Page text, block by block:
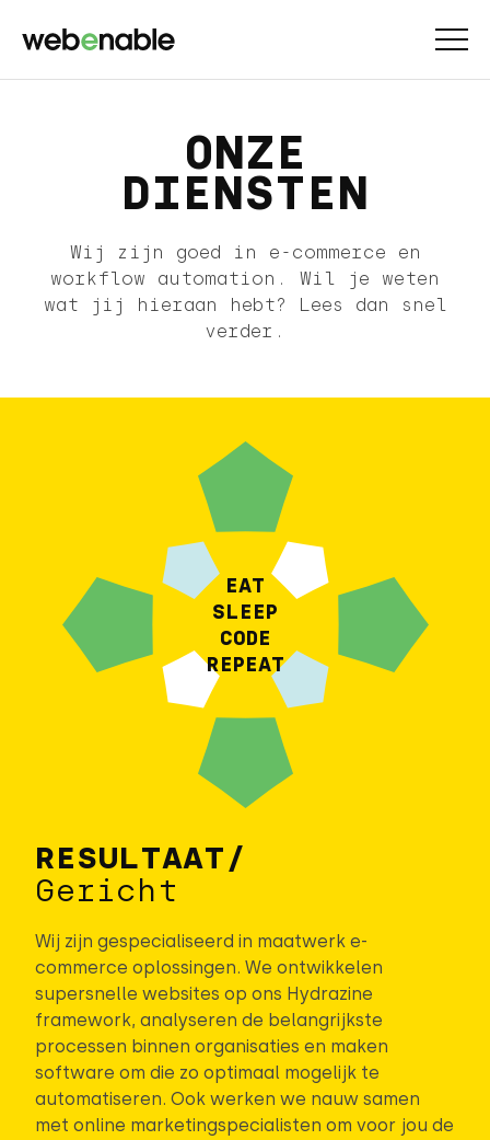
ONZE
DIENSTEN
Wij zijn goed in e-commerce en
workflow automation. Wil je weten
wat jij hieraan hebt? Lees dan snel
verder.
RESULTAAT/
Gericht
Wij zijn gespecialiseerd in maatwerk e-
commerce oplossingen. We ontwikkelen
supersnelle websites op ons Hydrazine
framework, analyseren de belangrijkste
processen binnen organisaties en maken
software om die zo optimaal mogelijk te
automatiseren. Ook werken we nauw samen
met online marketingspecialisten om voor jou de
EAT
SLEEP
CODE
REPEAT